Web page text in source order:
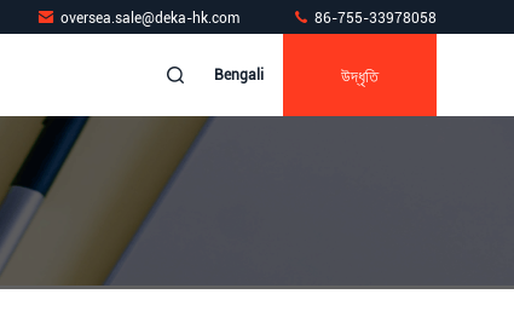
oversea.sale@deka-hk.com 86-755-33978058
Bengali উদ্ধৃতি